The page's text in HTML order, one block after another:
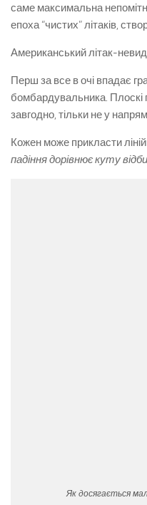
саме максимальна
епоха “чистих” літаків,
Американський літак-
Перш за все в очі впадає
бомбардувальника. Плоскі
завгодно, тільки не у
Кожен може прикласти
падіння дорівнює куту
Як досягається